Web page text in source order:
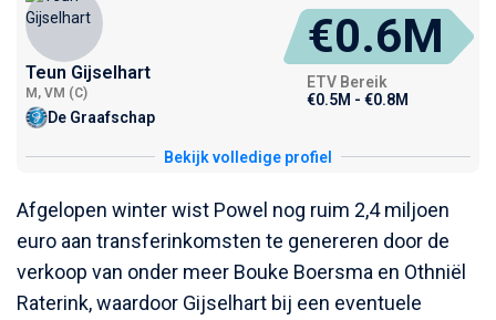
Teun Gijselhart
M, VM (C)
De Graafschap
€0.6M
ETV Bereik
€0.5M - €0.8M
Bekijk volledige profiel
Afgelopen winter wist Powel nog ruim 2,4 miljoen
euro aan transferinkomsten te genereren door de
verkoop van onder meer Bouke Boersma en Othniël
Raterink, waardoor Gijselhart bij een eventuele